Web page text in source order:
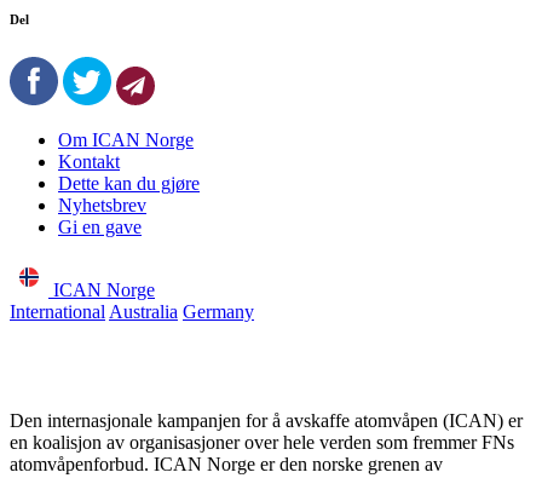
Del
Om ICAN Norge
Kontakt
Dette kan du gjøre
Nyhetsbrev
Gi en gave
ICAN Norge
International Australia Germany
Den internasjonale kampanjen for å avskaffe atomvåpen (ICAN) er
en koalisjon av organisasjoner over hele verden som fremmer FNs
atomvåpenforbud. ICAN Norge er den norske grenen av